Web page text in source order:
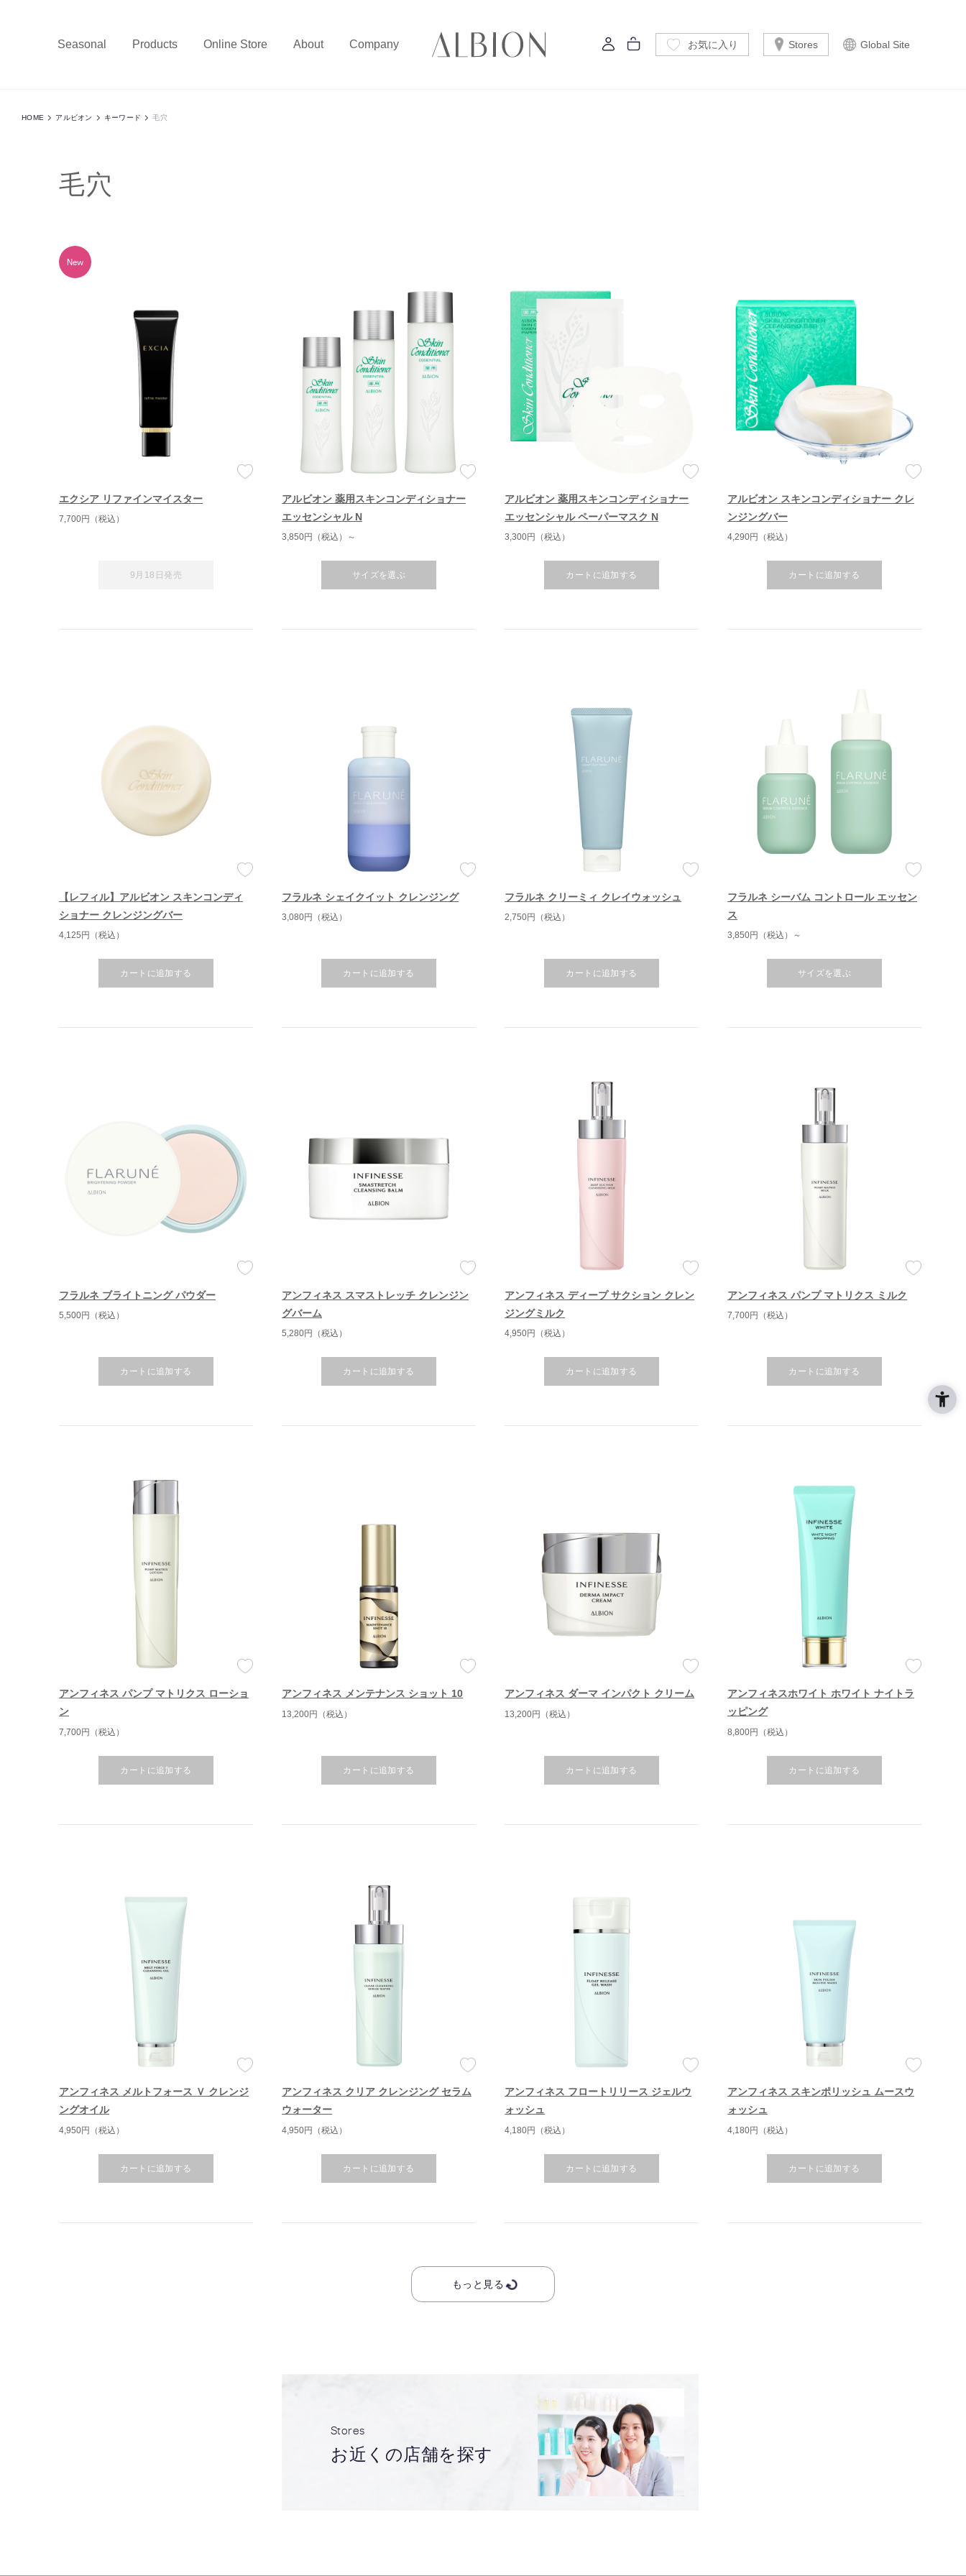
Seasonal Products Online Store About Company お気に入り Stores Global Site
HOME アルビオン キーワード 毛穴
毛穴
エクシア リファインマイスター
7,700円（税込）
9月18日発売
アルビオン 薬用スキンコンディショナー
エッセンシャル N
3,850円（税込）～
サイズを選ぶ
アルビオン 薬用スキンコンディショナー
エッセンシャル ペーパーマスク N
3,300円（税込）
カートに追加する
アルビオン スキンコンディショナー クレ
ンジングバー
4,290円（税込）
カートに追加する
【レフィル】アルビオン スキンコンディ
ショナー クレンジングバー
4,125円（税込）
カートに追加する
フラルネ シェイクイット クレンジング
3,080円（税込）
カートに追加する
フラルネ クリーミィ クレイウォッシュ
2,750円（税込）
カートに追加する
フラルネ シーバム コントロール エッセン
ス
3,850円（税込）～
サイズを選ぶ
フラルネ ブライトニング パウダー
5,500円（税込）
カートに追加する
アンフィネス スマストレッチ クレンジン
グバーム
5,280円（税込）
カートに追加する
アンフィネス ディープ サクション クレン
ジングミルク
4,950円（税込）
カートに追加する
アンフィネス パンプ マトリクス ミルク
7,700円（税込）
カートに追加する
アンフィネス パンプ マトリクス ローショ
ン
7,700円（税込）
カートに追加する
アンフィネス メンテナンス ショット 10
13,200円（税込）
カートに追加する
アンフィネス ダーマ インパクト クリーム
13,200円（税込）
カートに追加する
アンフィネスホワイト ホワイト ナイトラ
ッピング
8,800円（税込）
カートに追加する
アンフィネス メルトフォース Ｖ クレンジ
ングオイル
4,950円（税込）
カートに追加する
アンフィネス クリア クレンジング セラム
ウォーター
4,950円（税込）
カートに追加する
アンフィネス フロートリリース ジェルウ
ォッシュ
4,180円（税込）
カートに追加する
アンフィネス スキンポリッシュ ムースウ
ォッシュ
4,180円（税込）
カートに追加する
もっと見る
Stores
お近くの店舗を探す